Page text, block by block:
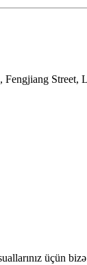
Street,
üçün